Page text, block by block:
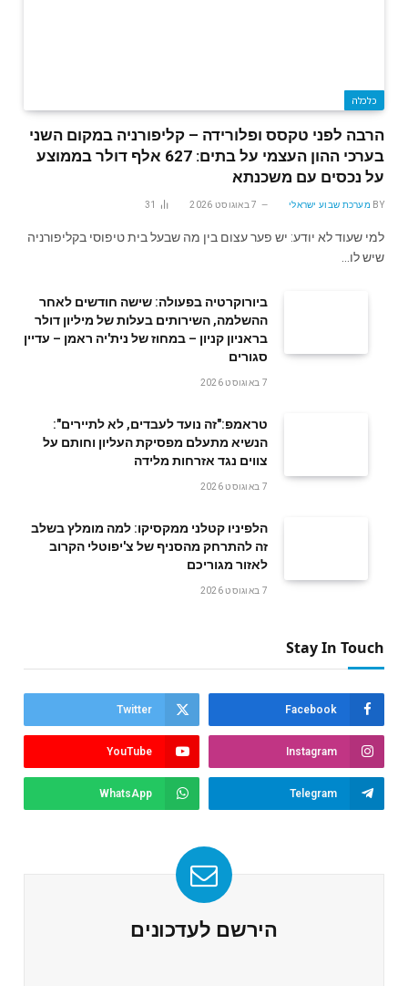
כלכלה
הרבה לפני טקסס ופלורידה – קליפורניה במקום השני
בערכי ההון העצמי על בתים: 627 אלף דולר בממוצע
על נכסים עם משכנתא
BY מערכת שבוע ישראלי 7 באוגוסט 2026 31
למי שעוד לא יודע: יש פער עצום בין מה שבעל בית טיפוסי בקליפורניה
שיש לו…
ביורוקרטיה בפעולה: שישה חודשים לאחר
ההשלמה, השירותים בעלות של מיליון דולר
בראניון קניון – במחוז של נית'יה ראמן – עדיין
סגורים
7 באוגוסט 2026
טראמפ:"זה נועד לעבדים, לא לתיירים":
הנשיא מתעלם מפסיקת העליון וחותם על
צווים נגד אזרחות מלידה
7 באוגוסט 2026
הלפיניו קטלני ממקסיקו: למה מומלץ בשלב
זה להתרחק מהסניף של צ'יפוטלי הקרוב
לאזור מגוריכם
7 באוגוסט 2026
Stay In Touch
Facebook
Twitter
Instagram
YouTube
Telegram
WhatsApp
הירשם לעדכונים